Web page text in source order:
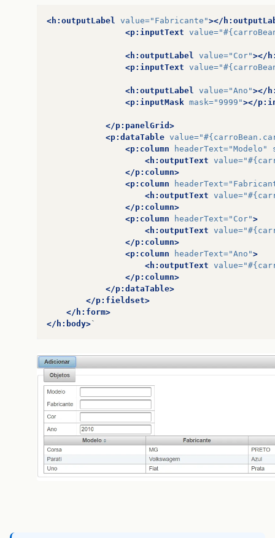
<h:outputLabel value="Fabricante"></
<p:inputText value=
<h:outputLabel value="Cor"></
<p:inputText value=
<h:outputLabel value="Ano"></
<p:inputMask mask="9999"></
</p:panelGrid>
<p:dataTable value=
<p:column
headerText="Modelo"
<h:outputText value=
</p:column>
<p:column
headerText=
<h:outputText value=
</p:column>
<p:column
headerText="Cor">
<h:outputText value=
</p:column>
<p:column
headerText="Ano">
<h:outputText value=
</p:column>
</p:dataTable>
</p:fieldset>
</h:form>
</h:body>